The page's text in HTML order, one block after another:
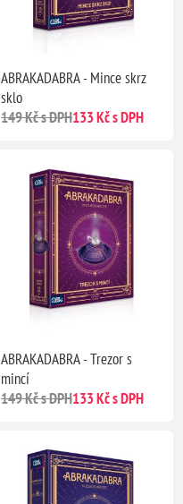
ABRAKADABRA - Mince skrz
sklo
149 Kč s DPH133 Kč s DPH
ABRAKADABRA - Trezor s
mincí
149 Kč s DPH133 Kč s DPH